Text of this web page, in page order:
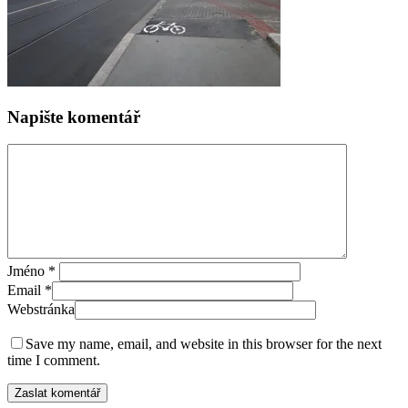
Napište komentář
Jméno *
Email *
Webstránka
Save my name, email, and website in this browser for the next
time I comment.